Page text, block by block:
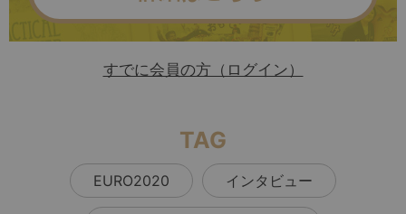
すでに会員の方（ログイン）
TAG
EURO2020 インタビュー